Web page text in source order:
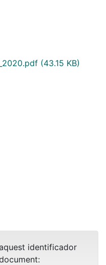
(43.15 KB)
identificador